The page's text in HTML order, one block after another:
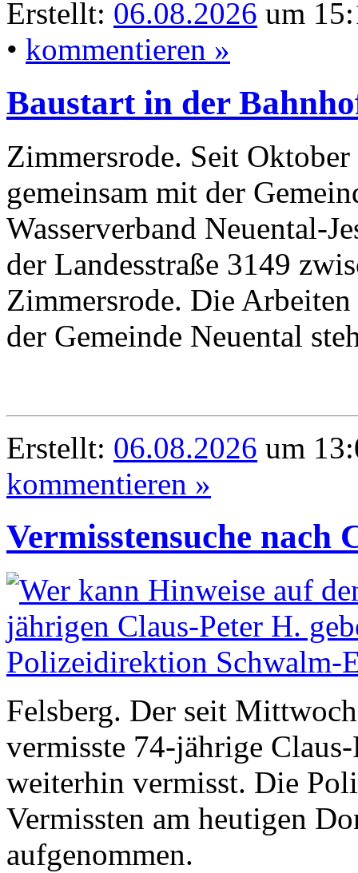
Erstellt: 06.08.2026 um
• kommentieren »
Baustart in der
Zimmersrode. Seit
gemeinsam mit der
Wasserverband Neuental-
der Landesstraße 3149
Zimmersrode. Die
der Gemeinde Neuental
Erstellt: 06.08.2026 um
kommentieren »
Vermisstensuche nach
Felsberg. Der seit
vermisste 74-jährige
weiterhin vermisst. Die
Vermissten am heutigen
aufgenommen.